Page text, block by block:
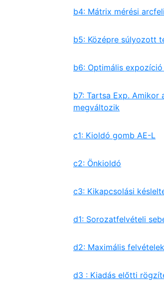
b4: Mátrix mérési
b5: Középre súlyozott
b6: Optimális
b7: Tartsa Exp. Amikor
megváltozik
c1: Kioldó gomb AE-L
c2: Önkioldó
c3: Kikapcsolási
d1: Sorozatfelvételi
d2: Maximális
d3 : Kiadás előtti